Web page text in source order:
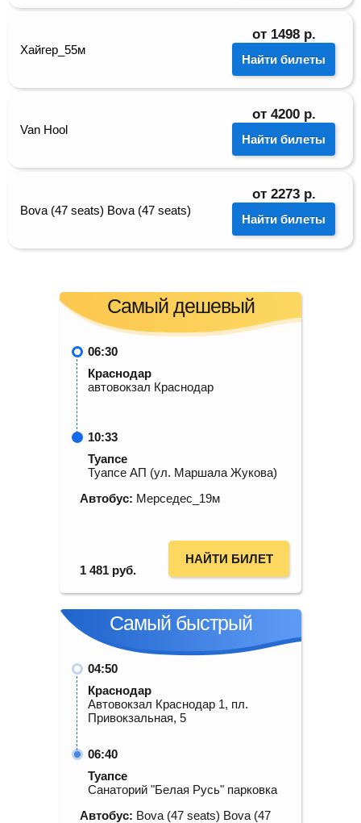
Хайгер_55м
от 1498 р.
Найти билеты
Van Hool
от 4200 р.
Найти билеты
Bova (47 seats) Bova (47 seats)
от 2273 р.
Найти билеты
Самый дешевый
06:30
Краснодар
автовокзал Краснодар
10:33
Туапсе
Туапсе АП (ул. Маршала Жукова)
Автобус: Мерседес_19м
1 481 руб.
НАЙТИ БИЛЕТ
Самый быстрый
04:50
Краснодар
Автовокзал Краснодар 1, пл.
Привокзальная, 5
06:40
Туапсе
Санаторий "Белая Русь" парковка
Автобус: Bova (47 seats) Bova (47